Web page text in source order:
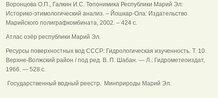
Воронцова О.П., Галкин И.С. Топонимика Республики Марий Эл:
Историко-этимологический анализ. – Йошкар-Ола: Издательство
Марийского полиграфкомбината, 2002. – 424 с.
Атлас озёр республики Марий Эл.
Ресурсы поверхностных вод СССР: Гидрологическая изученность. Т. 10.
Верхне-Волжский район / под ред. В. П. Шабан. — Л.: Гидрометеоиздат,
1966. — 528 с.
Государственный водный реестр. Минприроды Марий Эл.